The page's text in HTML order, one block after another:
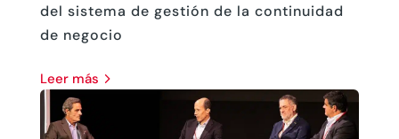
del sistema de gestión de la continuidad
de negocio
leer más